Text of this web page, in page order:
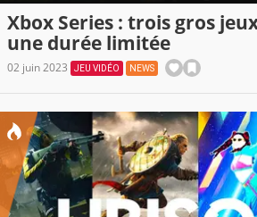
Xbox Series : trois gros
une durée limitée
02 juin 2023 JEU VIDÉO NEWS